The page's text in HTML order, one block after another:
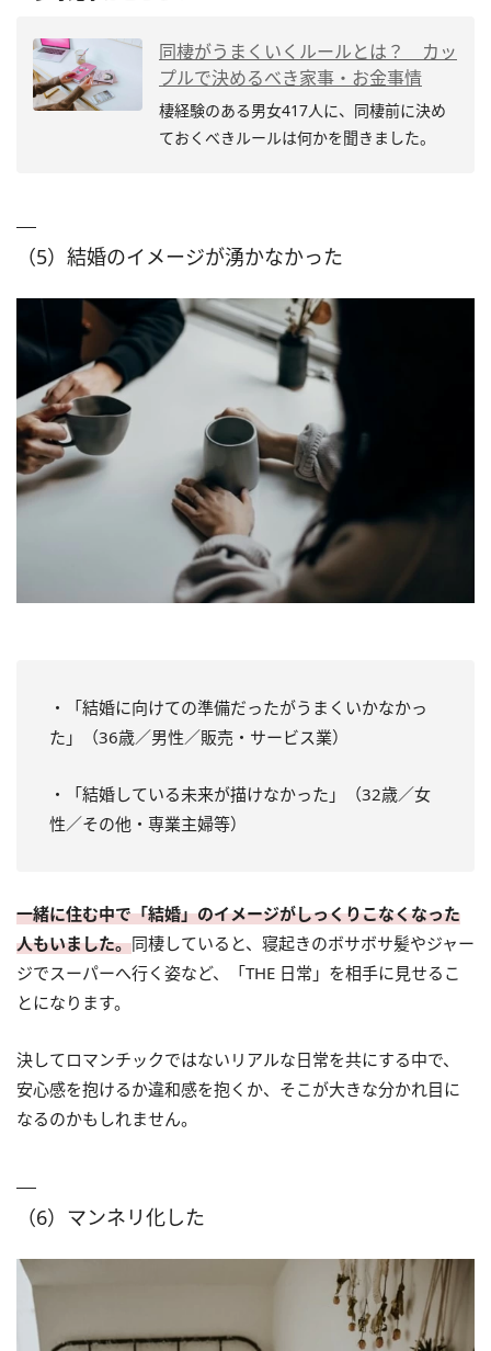
同棲がうまくいくルールとは？ カッ
プルで決めるべき家事・お金事情
棲経験のある男女417人に、同棲前に決め
ておくべきルールは何かを聞きました。
（5）結婚のイメージが湧かなかった
・「結婚に向けての準備だったがうまくいかなかっ
た」（36歳／男性／販売・サービス業）
・「結婚している未来が描けなかった」（32歳／女
性／その他・専業主婦等）
一緒に住む中で「結婚」のイメージがしっくりこなくなった
人もいました。同棲していると、寝起きのボサボサ髪やジャー
ジでスーパーへ行く姿など、「THE 日常」を相手に見せるこ
とになります。
決してロマンチックではないリアルな日常を共にする中で、
安心感を抱けるか違和感を抱くか、そこが大きな分かれ目に
なるのかもしれません。
（6）マンネリ化した